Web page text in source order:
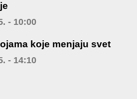
- 10:00
koje menjaju svet
- 14:10